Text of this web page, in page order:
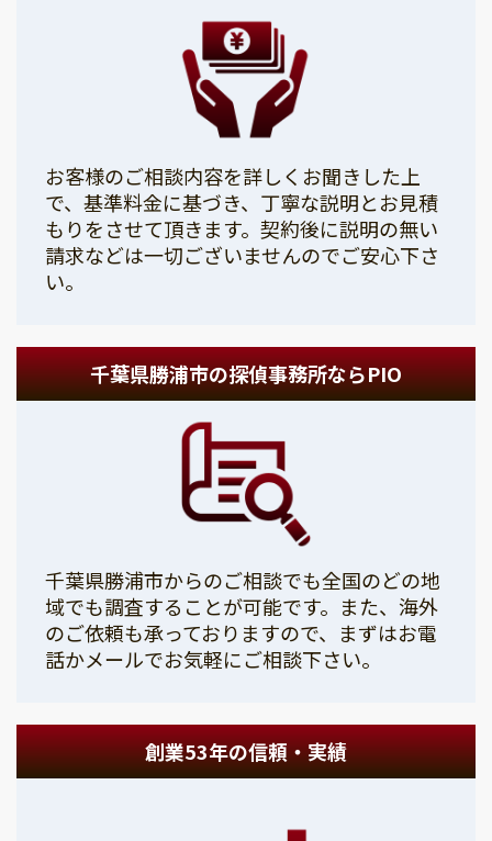
お客様のご相談内容を詳しくお聞きした上
で、基準料金に基づき、丁寧な説明とお見積
もりをさせて頂きます。契約後に説明の無い
請求などは一切ございませんのでご安心下さ
い。
千葉県勝浦市の探偵事務所ならPIO
千葉県勝浦市からのご相談でも全国のどの地
域でも調査することが可能です。また、海外
のご依頼も承っておりますので、まずはお電
話かメールでお気軽にご相談下さい。
創業53年の信頼・実績